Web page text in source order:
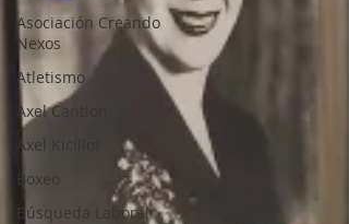
Asociación Creando
Nexos
Atletismo
Axel Cantlon
Axel Kicillof
Boxeo
Búsqueda Laboral